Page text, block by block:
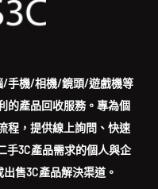
/手機/相機/鏡頭/遊戲機等
的產品回收服務。專為個
程，提供線上詢問、快速
手3C產品需求的個人與企
售3C產品解決渠道。